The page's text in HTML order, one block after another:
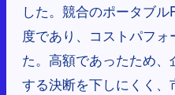
した。競合のポータブ
度であり、コストパフ
た。高額であったため
する決断を下しにくく